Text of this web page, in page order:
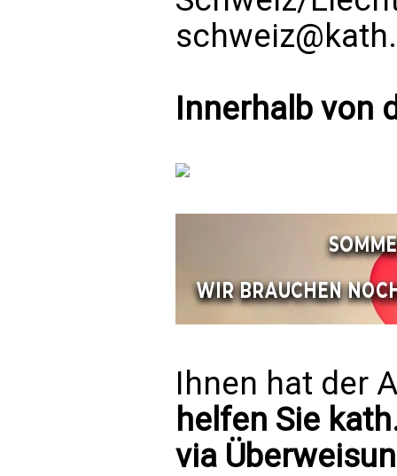
Innerhalb von
Ihnen hat der
helfen Sie
via